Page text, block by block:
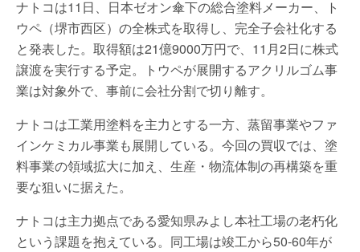
ナトコは11日、日本ゼオン傘下の総合塗料メーカー、ト
ウペ（堺市西区）の全株式を取得し、完全子会社化する
と発表した。取得額は21億9000万円で、11月2日に株式
譲渡を実行する予定。トウペが展開するアクリルゴム事
業は対象外で、事前に会社分割で切り離す。
ナトコは工業用塗料を主力とする一方、蒸留事業やファ
インケミカル事業も展開している。今回の買収では、塗
料事業の領域拡大に加え、生産・物流体制の再構築を重
要な狙いに据えた。
ナトコは主力拠点である愛知県みよし本社工場の老朽化
という課題を抱えている。同工場は竣工から50-60年が